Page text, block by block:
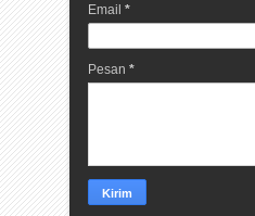
Email *
Pesan *